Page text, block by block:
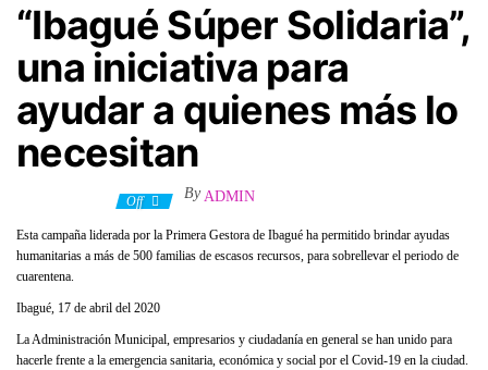
“Ibagué Súper Solidaria”,
una iniciativa para
ayudar a quienes más lo
necesitan
Off By ADMIN
Esta campaña liderada por la Primera Gestora de Ibagué ha permitido brindar ayudas
humanitarias a más de 500 familias de escasos recursos, para sobrellevar el periodo de
cuarentena.
Ibagué, 17 de abril del 2020
La Administración Municipal, empresarios y ciudadanía en general se han unido para
hacerle frente a la emergencia sanitaria, económica y social por el Covid-19 en la ciudad.